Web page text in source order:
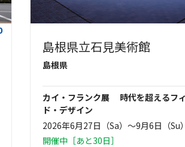
島根県立石見美術館
島根県
カイ・フランク展 時代を超えるフ
ド・デザイン
2026年6月27日（Sa）〜9月6日（Su）
開催中［あと30日］